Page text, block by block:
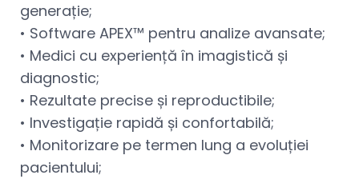
generație;
• Software APEX™ pentru analize avansate;
• Medici cu experiență în imagistică și
diagnostic;
• Rezultate precise și reproductibile;
• Investigație rapidă și confortabilă;
• Monitorizare pe termen lung a evoluției
pacientului;